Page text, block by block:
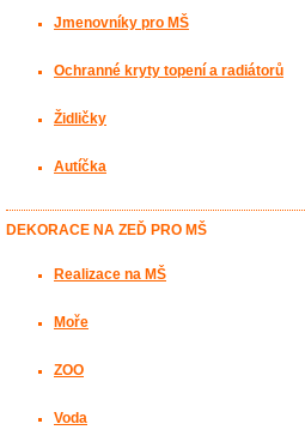
Jmenovníky pro MŠ
Ochranné kryty topení a radiátorů
Židličky
Autíčka
DEKORACE NA ZEĎ PRO MŠ
Realizace na MŠ
Moře
ZOO
Voda